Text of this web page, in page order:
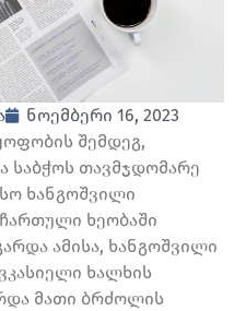
ნოემბერი 16, 2023
შემდეგ,
საბჭოს თავმჯდომარე
ხანგოშვილი
ხეობაში
ამისა, ხანგოშვილი
ხალხის
მათი ბრძოლის